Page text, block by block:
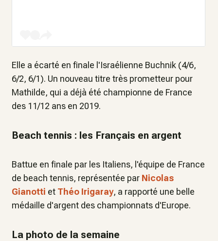
Elle a écarté en finale l'Israélienne Buchnik (4/6,
6/2, 6/1). Un nouveau titre très prometteur pour
Mathilde, qui a déjà été championne de France
des 11/12 ans en 2019.
Beach tennis : les Français en argent
Battue en finale par les Italiens, l'équipe de France
de beach tennis, représentée par Nicolas
Gianotti et Théo Irigaray, a rapporté une belle
médaille d'argent des championnats d'Europe.
La photo de la semaine